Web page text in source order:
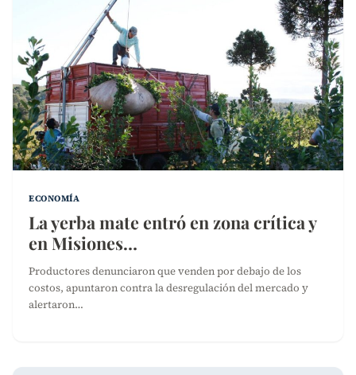
ECONOMÍA
La yerba mate entró en zona crítica y
en Misiones…
Productores denunciaron que venden por debajo de los
costos, apuntaron contra la desregulación del mercado y
alertaron…